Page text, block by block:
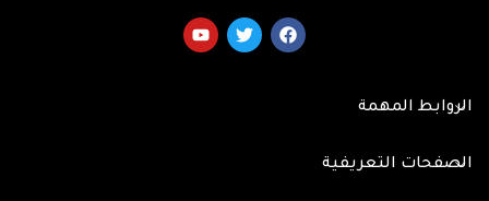
الروابط المهمة
الصفحات التعريفية